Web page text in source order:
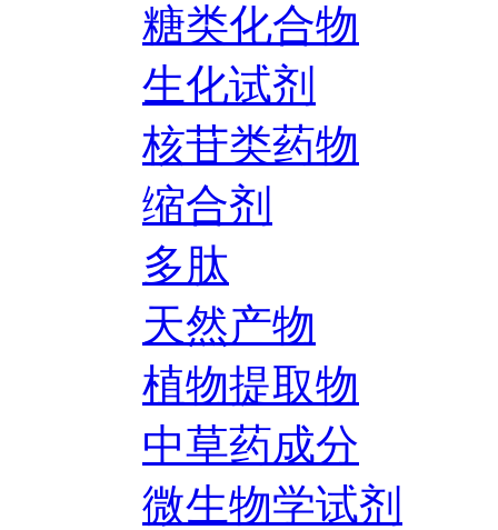
糖类化合物
生化试剂
核苷类药物
缩合剂
多肽
天然产物
植物提取物
中草药成分
微生物学试剂